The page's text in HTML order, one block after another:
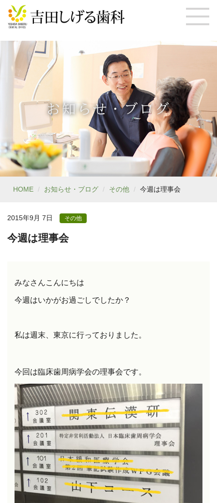
お知らせ・ブログ
HOME お知らせ・ブログ その他 今週は理事会
2015年9月 7日 その他
今週は理事会
みなさんこんにちは
今週はいかがお過ごしでしたか？
私は週末、東京に行っておりました。
今回は臨床歯周病学会の理事会です。